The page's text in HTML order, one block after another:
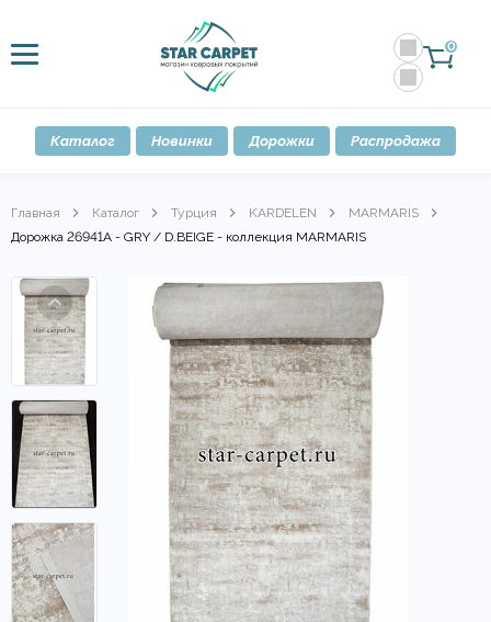
0
Каталог Новинки Дорожки Распродажа
Главная Каталог Турция KARDELEN
MARMARIS
Дорожка 26941A - GRY / D.BEIGE - коллекция MARMARIS